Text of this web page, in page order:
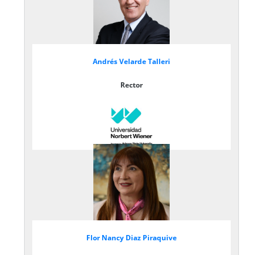
Andrés Velarde Talleri
Rector
Flor Nancy Diaz Piraquive